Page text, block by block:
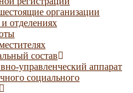
организации
отделениях
состав
управленческий аппарат
социального